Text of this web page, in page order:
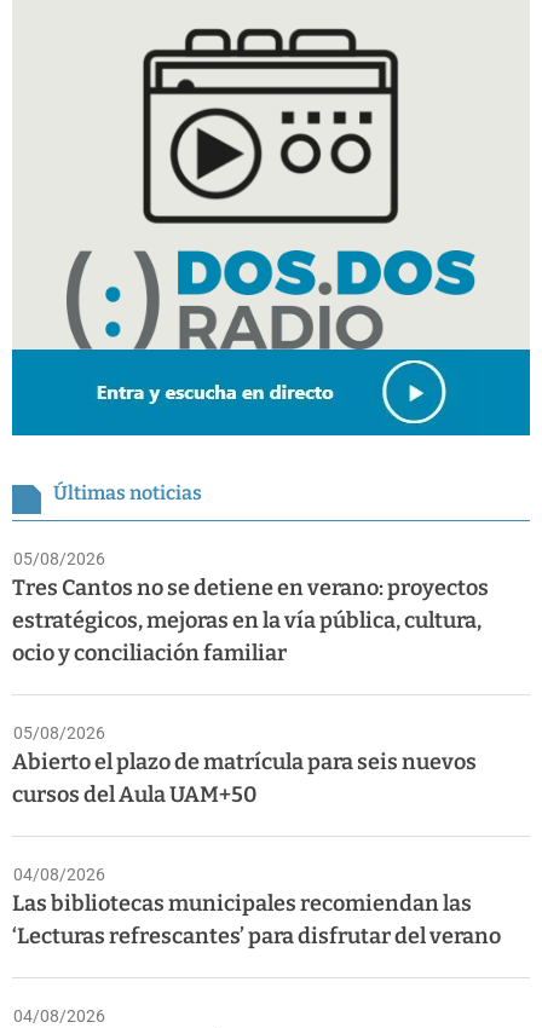
Últimas noticias
05/08/2026
Tres Cantos no se detiene en verano: proyectos
estratégicos, mejoras en la vía pública, cultura,
ocio y conciliación familiar
05/08/2026
Abierto el plazo de matrícula para seis nuevos
cursos del Aula UAM+50
04/08/2026
Las bibliotecas municipales recomiendan las
‘Lecturas refrescantes’ para disfrutar del verano
04/08/2026